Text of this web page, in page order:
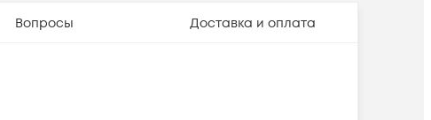
Вопросы Доставка и оплата